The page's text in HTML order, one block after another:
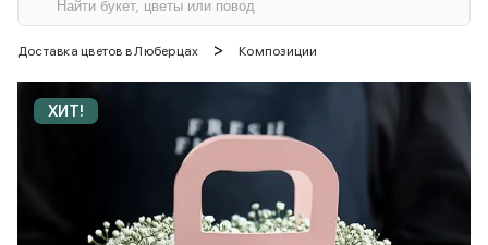
Доставка цветов в Люберцах > Композиции
ХИТ!